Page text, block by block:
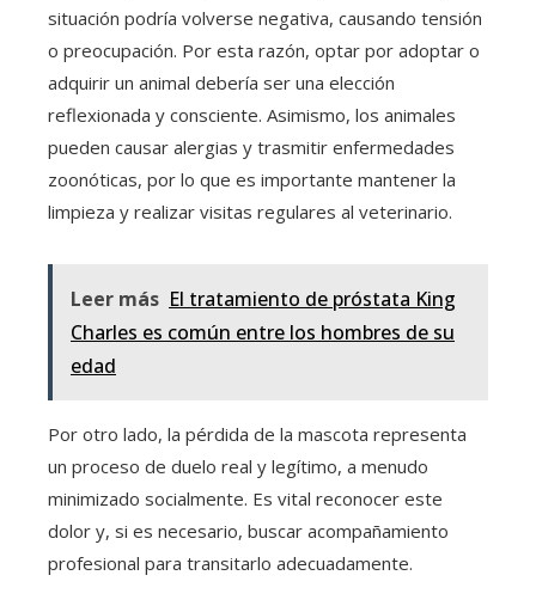
situación podría volverse negativa, causando tensión
o preocupación. Por esta razón, optar por adoptar o
adquirir un animal debería ser una elección
reflexionada y consciente. Asimismo, los animales
pueden causar alergias y trasmitir enfermedades
zoonóticas, por lo que es importante mantener la
limpieza y realizar visitas regulares al veterinario.
Leer más El tratamiento de próstata King
Charles es común entre los hombres de su
edad
Por otro lado, la pérdida de la mascota representa
un proceso de duelo real y legítimo, a menudo
minimizado socialmente. Es vital reconocer este
dolor y, si es necesario, buscar acompañamiento
profesional para transitarlo adecuadamente.